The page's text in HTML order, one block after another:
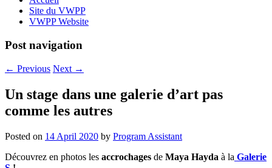
Site du VWPP
VWPP Website
Post navigation
← Previous Next →
Un stage dans une galerie d’art pas
comme les autres
Posted on 14 April 2020 by Program Assistant
Découvrez en photos les accrochages de Maya Hayda à la Galerie